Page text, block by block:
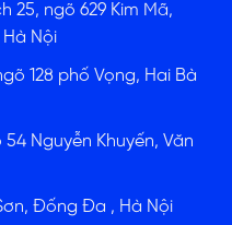
25, ngõ 629 Kim Mã,
Nội
128 phố Vọng, Hai Bà
54 Nguyễn Khuyến, Văn
Đống Đa , Hà Nội